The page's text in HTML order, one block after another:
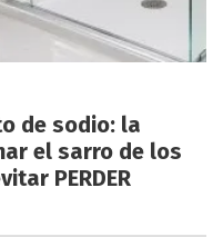
de sodio: la
el sarro de los
PERDER